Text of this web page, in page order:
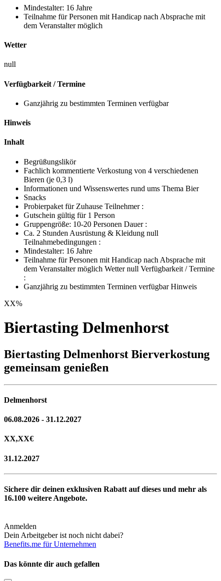
Mindestalter: 16 Jahre
Teilnahme für Personen mit Handicap nach Absprache mit
dem Veranstalter möglich
Wetter
null
Verfügbarkeit / Termine
Ganzjährig zu bestimmten Terminen verfügbar
Hinweis
Inhalt
Begrüßungslikör
Fachlich kommentierte Verkostung von 4 verschiedenen
Bieren (je 0,3 l)
Informationen und Wissenswertes rund ums Thema Bier
Snacks
Probierpaket für Zuhause Teilnehmer :
Gutschein gültig für 1 Person
Gruppengröße: 10-20 Personen Dauer :
Ca. 2 Stunden Ausrüstung & Kleidung null
Teilnahmebedingungen :
Mindestalter: 16 Jahre
Teilnahme für Personen mit Handicap nach Absprache mit
dem Veranstalter möglich Wetter null Verfügbarkeit / Termine
:
Ganzjährig zu bestimmten Terminen verfügbar Hinweis
XX%
Biertasting Delmenhorst
Biertasting Delmenhorst Bierverkostung
gemeinsam genießen
Delmenhorst
06.08.2026 - 31.12.2027
XX,XX€
31.12.2027
Sichere dir deinen exklusiven Rabatt auf dieses und mehr als
16.100 weitere Angebote.
Anmelden
Dein Arbeitgeber ist noch nicht dabei?
Benefits.me für Unternehmen
Das könnte dir auch gefallen